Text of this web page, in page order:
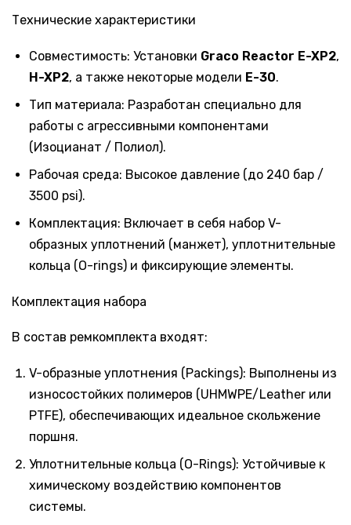
Технические характеристики
Совместимость: Установки Graco Reactor E-XP2,
H-XP2, а также некоторые модели E-30.
Тип материала: Разработан специально для
работы с агрессивными компонентами
(Изоцианат / Полиол).
Рабочая среда: Высокое давление (до 240 бар /
3500 psi).
Комплектация: Включает в себя набор V-
образных уплотнений (манжет), уплотнительные
кольца (O-rings) и фиксирующие элементы.
Комплектация набора
В состав ремкомплекта входят:
V-образные уплотнения (Packings): Выполнены из
износостойких полимеров (UHMWPE/Leather или
PTFE), обеспечивающих идеальное скольжение
поршня.
Уплотнительные кольца (O-Rings): Устойчивые к
химическому воздействию компонентов
системы.